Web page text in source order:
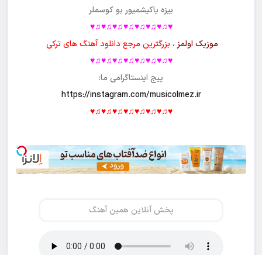
بیزه یاکیشمیور بو کوسملر
♥♫♥♫♥♫♥♫♥♫♥♫♥♫♥
موزیک اولمز ، بزرگترین مرجع دانلود آهنگ های ترکی
♥♫♥♫♥♫♥♫♥♫♥♫♥♫♥
پیج اینستاگرامی ما:
https://instagram.com/musicolmez.ir
♥♫♥♫♥♫♥♫♥♫♥♫♥♫♥
پخش آنلاین همین آهنگ